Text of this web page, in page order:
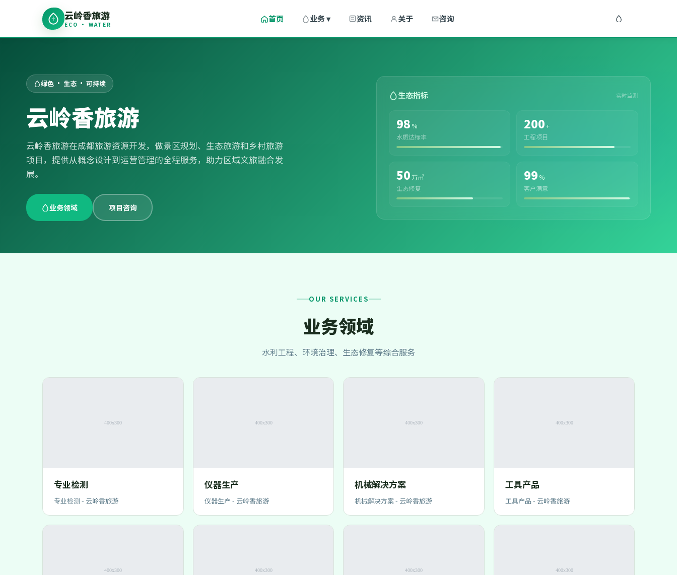
云岭香旅游
ECO · WATER
首页 业务 ▾ 资讯 关于 咨询
绿色 · 生态 · 可持续
云岭香旅游
云岭香旅游在成都旅游资源开发，做景区规划、生态旅游和乡村旅游
项目，提供从概念设计到运营管理的全程服务，助力区域文旅融合发
展。
业务领域 项目咨询
生态指标 实时监测
98 %
水质达标率
200+
工程项目
50万㎡
生态修复
99 %
客户满意
OUR SERVICES
业务领域
水利工程、环境治理、生态修复等综合服务
专业检测
专业检测 - 云岭香旅游
仪器生产
仪器生产 - 云岭香旅游
机械解决方案
机械解决方案 - 云岭香旅游
工具产品
工具产品 - 云岭香旅游